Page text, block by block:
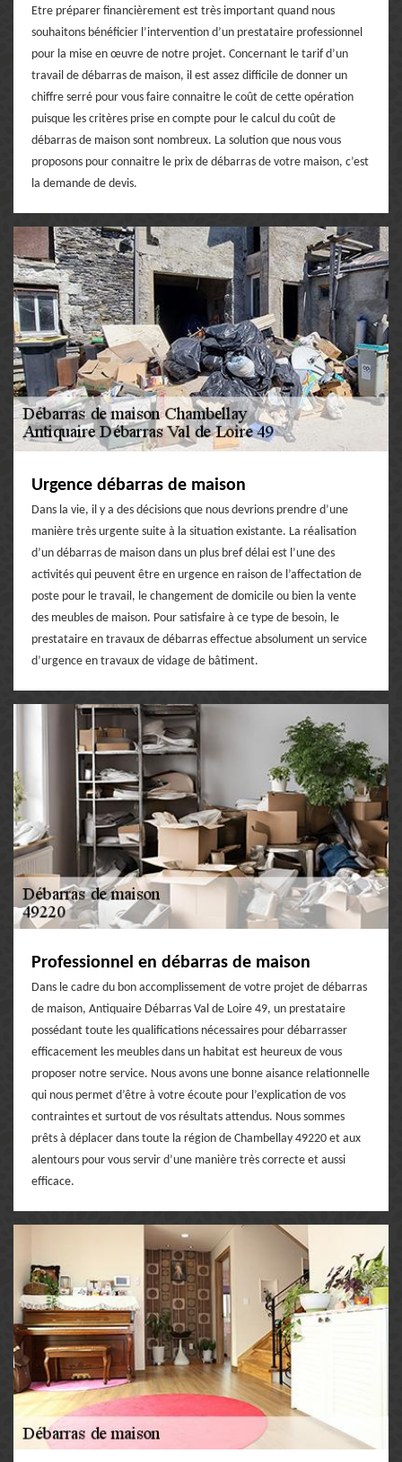
Etre préparer financièrement est très important quand nous
souhaitons bénéficier l’intervention d’un prestataire professionnel
pour la mise en œuvre de notre projet. Concernant le tarif d’un
travail de débarras de maison, il est assez difficile de donner un
chiffre serré pour vous faire connaitre le coût de cette opération
puisque les critères prise en compte pour le calcul du coût de
débarras de maison sont nombreux. La solution que nous vous
proposons pour connaitre le prix de débarras de votre maison, c’est
la demande de devis.
Urgence débarras de maison
Dans la vie, il y a des décisions que nous devrions prendre d’une
manière très urgente suite à la situation existante. La réalisation
d’un débarras de maison dans un plus bref délai est l’une des
activités qui peuvent être en urgence en raison de l’affectation de
poste pour le travail, le changement de domicile ou bien la vente
des meubles de maison. Pour satisfaire à ce type de besoin, le
prestataire en travaux de débarras effectue absolument un service
d’urgence en travaux de vidage de bâtiment.
Professionnel en débarras de maison
Dans le cadre du bon accomplissement de votre projet de débarras
de maison, Antiquaire Débarras Val de Loire 49, un prestataire
possédant toute les qualifications nécessaires pour débarrasser
efficacement les meubles dans un habitat est heureux de vous
proposer notre service. Nous avons une bonne aisance relationnelle
qui nous permet d’être à votre écoute pour l’explication de vos
contraintes et surtout de vos résultats attendus. Nous sommes
prêts à déplacer dans toute la région de Chambellay 49220 et aux
alentours pour vous servir d’une manière très correcte et aussi
efficace.